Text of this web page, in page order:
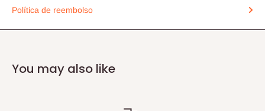
Política de reembolso
You may also like